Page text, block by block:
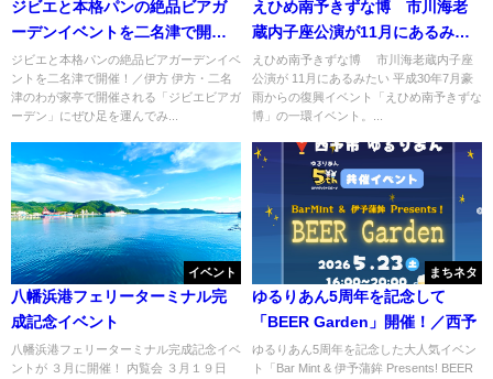
ジビエと本格パンの絶品ビアガ
ーデンイベントを二名津で開
催！／伊方
ジビエと本格パンの絶品ビアガーデンイベ
ントを二名津で開催！／伊方 伊方・二名
津のわが家亭で開催される「ジビエビアガ
ーデン」にぜひ足を運んでみ...
えひめ南予きずな博 市川海老
蔵内子座公演が11月にあるみた
い
えひめ南予きずな博 市川海老蔵内子座
公演が 11月にあるみたい 平成30年7月豪
雨からの復興イベント「えひめ南予きずな
博」の一環イベント。...
イベント
八幡浜港フェリーターミナル完
成記念イベント
八幡浜港フェリーターミナル完成記念イベ
ントが ３月に開催！ 内覧会 ３月１９日
まちネタ
ゆるりあん5周年を記念して
「BEER Garden」開催！／西予
ゆるりあん5周年を記念した大人気イベン
ト「Bar Mint & 伊予蒲鉾 Presents! BEER